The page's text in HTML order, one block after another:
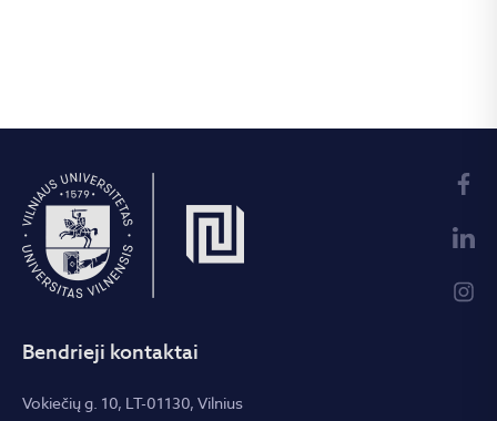
Bendrieji kontaktai
Vokiečių g. 10, LT-01130, Vilnius